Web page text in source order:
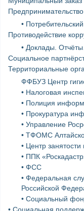
Предпринимательство
•
Противодействие
• Доклады.
Социальное
Территориальные
ФФБУЗ Центр
• Налоговая
• Полиция
• Прокуратура
• Управление
• ТФОМС
• Центр
• ППК
• ФСС
• Федеральная
Российской
• Социальный
• Социальная